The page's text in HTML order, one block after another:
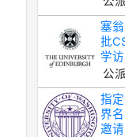
塞
批
学
公
指
界
邀